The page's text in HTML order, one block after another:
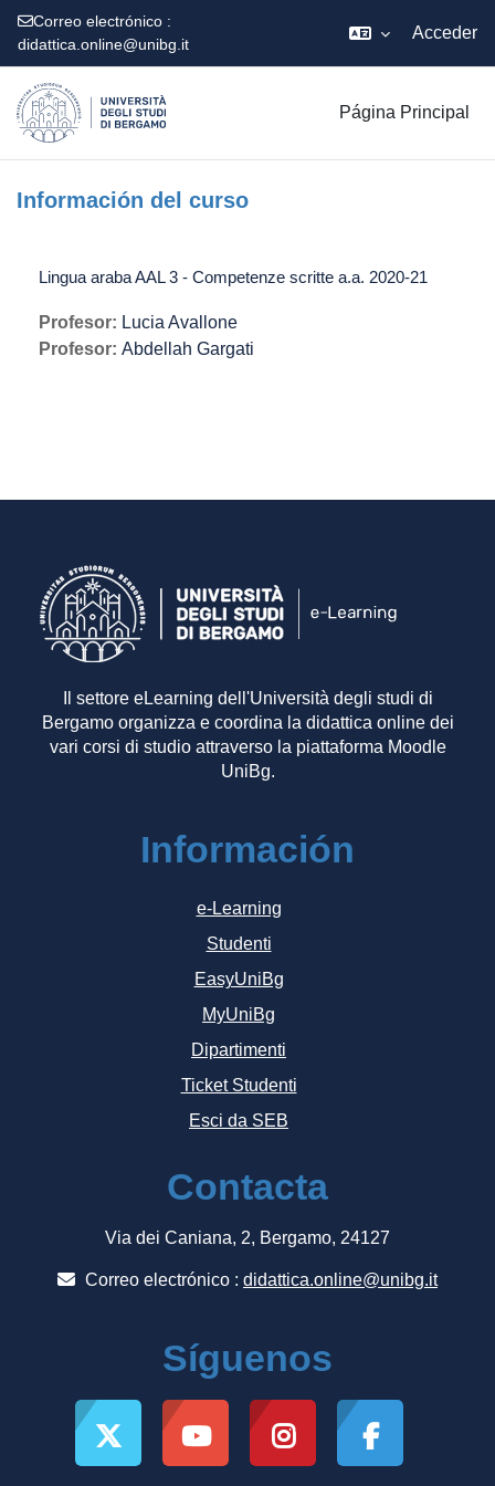
Correo electrónico :
didattica.online@unibg.it
Acceder
Página Principal
Información del curso
Lingua araba AAL 3 - Competenze scritte a.a. 2020-21
Profesor: Lucia Avallone
Profesor: Abdellah Gargati
Il settore eLearning dell'Università degli studi di
Bergamo organizza e coordina la didattica online dei
vari corsi di studio attraverso la piattaforma Moodle
UniBg.
Información
e-Learning
Studenti
EasyUniBg
MyUniBg
Dipartimenti
Ticket Studenti
Esci da SEB
Contacta
Via dei Caniana, 2, Bergamo, 24127
Correo electrónico : didattica.online@unibg.it
Síguenos